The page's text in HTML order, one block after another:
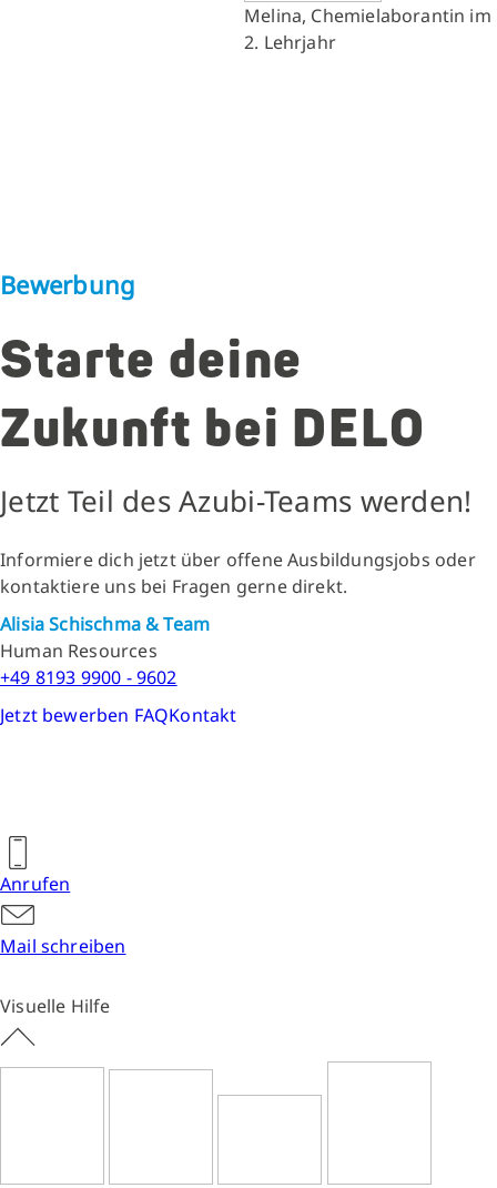
Melina, Chemielaborantin im
2. Lehrjahr
Bewerbung
Starte deine
Zukunft bei DELO
Jetzt Teil des Azubi-Teams werden!
Informiere dich jetzt über offene Ausbildungsjobs oder
kontaktiere uns bei Fragen gerne direkt.
Alisia Schischma & Team
Human Resources
+49 8193 9900 - 9602
Jetzt bewerben FAQKontakt
Anrufen
Mail schreiben
Visuelle Hilfe